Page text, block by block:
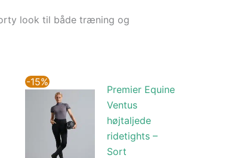
look til både træning og
-15%
Premier Equine
Ventus
højtaljede
ridetights –
Sort
oprindelige
pris
var:
749,00 kr..
aktuelle
636,65 kr..